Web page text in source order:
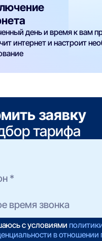
день и время к вам
интернет и настроит
заявку
тарифа
с условиями
в отношении